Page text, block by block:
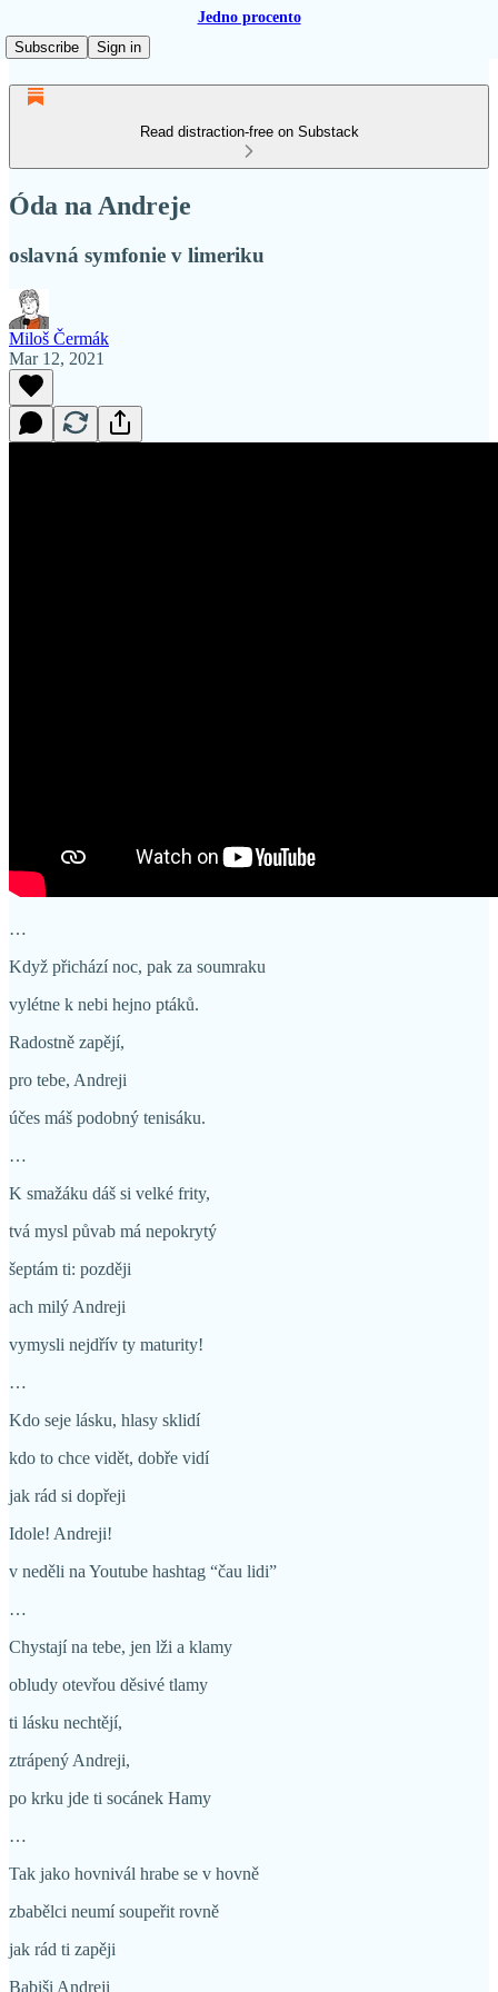
Jedno procento
Subscribe
Sign in
Read distraction-free on Substack
Óda na Andreje
oslavná symfonie v limeriku
Miloš Čermák
Mar 12, 2021
…
Když přichází noc, pak za soumraku
vylétne k nebi hejno ptáků.
Radostně zapějí,
pro tebe, Andreji
účes máš podobný tenisáku.
…
K smažáku dáš si velké frity,
tvá mysl půvab má nepokrytý
šeptám ti: později
ach milý Andreji
vymysli nejdřív ty maturity!
…
Kdo seje lásku, hlasy sklidí
kdo to chce vidět, dobře vidí
jak rád si dopřeji
Idole! Andreji!
v neděli na Youtube hashtag “čau lidi”
…
Chystají na tebe, jen lži a klamy
obludy otevřou děsivé tlamy
ti lásku nechtějí,
ztrápený Andreji,
po krku jde ti socánek Hamy
…
Tak jako hovnivál hrabe se v hovně
zbabělci neumí soupeřit rovně
jak rád ti zapěji
Babiši Andreji